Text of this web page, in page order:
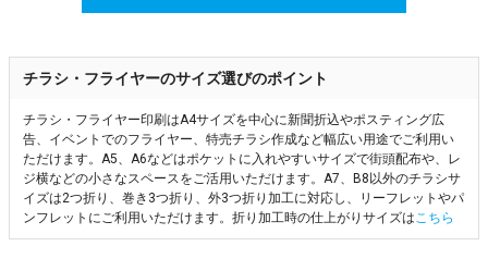
チラシ・フライヤーのサイズ選びのポイント
チラシ・フライヤー印刷はA4サイズを中心に新聞折込やポスティング広
告、イベントでのフライヤー、特売チラシ作成など幅広い用途でご利用い
ただけます。A5、A6などはポケットに入れやすいサイズで街頭配布や、レ
ジ横などの小さなスペースをご活用いただけます。A7、B8以外のチラシサ
イズは2つ折り、巻き3つ折り、外3つ折り加工に対応し、リーフレットやパ
ンフレットにご利用いただけます。折り加工時の仕上がりサイズはこちら